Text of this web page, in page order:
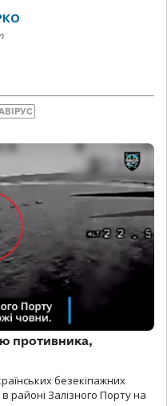
противника,
безекіпажних
районі Залізного Порту на